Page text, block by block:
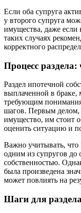
Если оба супруга
у второго супруга
имущества, даже если
таких случаях
корректного
Процесс раздела:
Раздел ипотечной
выплаченной в
требующим
шагов. Первым делом,
имущество, им стоит
оценить ситуацию и
Важно учитывать, что
одним из супругов до
собственностью.
была произведена
может повлиять на
Шаги для